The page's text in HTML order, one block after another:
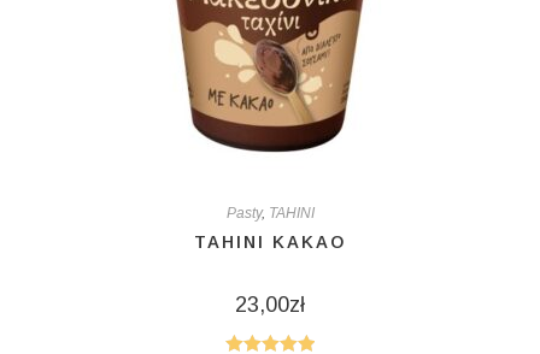
Pasty, TAHINI
TAHINI KAKAO
23,00zł